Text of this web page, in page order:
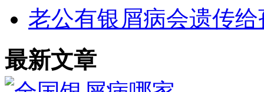
老公有银屑病会遗传
最新文章